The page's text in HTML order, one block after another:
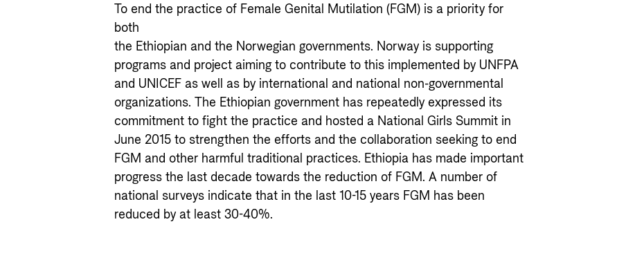
To end the practice of Female Genital Mutilation (FGM) is a priority for
both
the Ethiopian and the Norwegian governments. Norway is supporting
programs and project aiming to contribute to this implemented by UNFPA
and UNICEF as well as by international and national non-governmental
organizations. The Ethiopian government has repeatedly expressed its
commitment to fight the practice and hosted a National Girls Summit in
June 2015 to strengthen the efforts and the collaboration seeking to end
FGM and other harmful traditional practices. Ethiopia has made important
progress the last decade towards the reduction of FGM. A number of
national surveys indicate that in the last 10-15 years FGM has been
reduced by at least 30-40%.